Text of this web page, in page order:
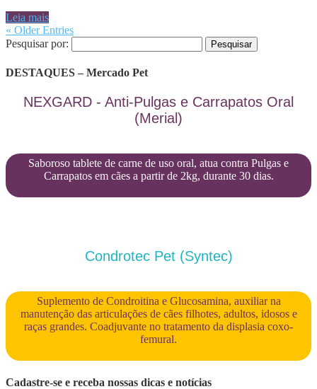
Leia mais
« Older Entries
Pesquisar por:
DESTAQUES – Mercado Pet
NEXGARD - Anti-Pulgas e Carrapatos Oral
(Merial)
Saboroso tablete de carne de uso oral, atua contra Pulgas e
Carrapatos em cães a partir de 2kg, durante 30 dias.
Condrotec Pet (Syntec)
Suplemento de Condroitina e Glucosamina, auxiliar na
manutenção das articulações de cães filhotes, adultos, idosos e
raças grandes. Coadjuvante no tratamento da displasia coxo-
femural.
Cadastre-se e receba nossas dicas e notícias